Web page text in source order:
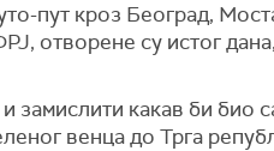
пут кроз Београд,
отворене су истог
замислити какав би био
венца до Трга